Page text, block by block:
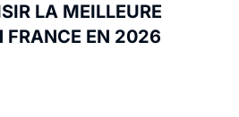
LA MEILLEURE
FRANCE EN 2026